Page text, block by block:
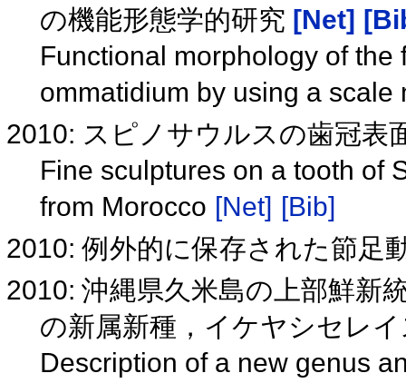
の機能形態学的研究 [Net]
Functional morphology of
ommatidium by using a
2010: スピノサウルスの歯冠表
Fine sculptures on a tooth of
from Morocco [Net] [Bib]
2010: 例外的に保存された節足
2010: 沖縄県久米島の上部鮮新
の新属新種，イケヤシセレ
Description of a new genus